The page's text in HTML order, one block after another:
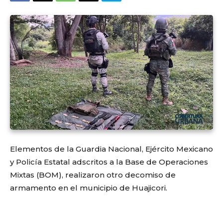
Elementos de la Guardia Nacional, Ejército Mexicano
y Policía Estatal adscritos a la Base de Operaciones
Mixtas (BOM), realizaron otro decomiso de
armamento en el municipio de Huajicori.